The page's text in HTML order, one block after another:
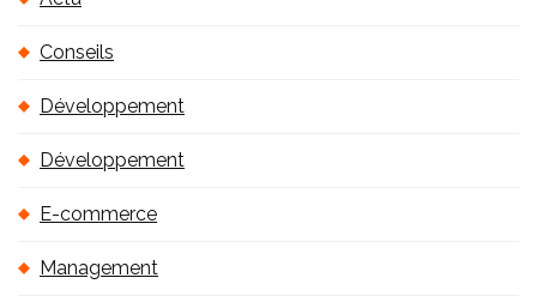
e Conseils
Développement
Développement
E-commerce
Management